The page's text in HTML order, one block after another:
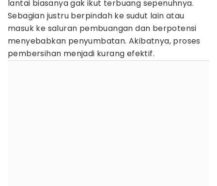
lantai biasanya gak ikut terbuang sepenuhnya.
Sebagian justru berpindah ke sudut lain atau
masuk ke saluran pembuangan dan berpotensi
menyebabkan penyumbatan. Akibatnya, proses
pembersihan menjadi kurang efektif.